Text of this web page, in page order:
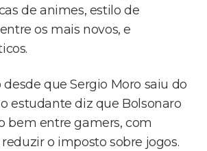
de animes, estilo de
os mais novos, e
que Sergio Moro saiu do
estudante diz que Bolsonaro
bem entre gamers, com
o imposto sobre jogos.